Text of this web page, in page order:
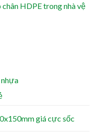
HDPE trong nhà vệ
giá cực sốc